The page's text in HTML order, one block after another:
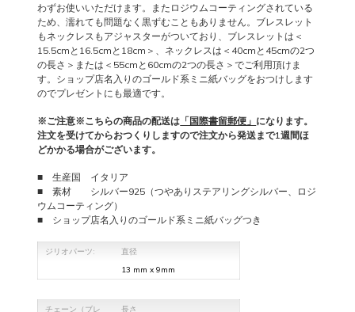
わずお使いいただけます。またロジウムコーティングされている
ため、濡れても問題なく黒ずむこともありません。ブレスレット
もネックレスもアジャスターがついており、ブレスレットは＜
15.5cmと16.5cmと18cm＞、ネックレスは＜40cmと45cmの2つ
の長さ＞または＜55cmと60cmの2つの長さ＞でご利用頂けま
す。ショップ店名入りのゴールド系ミニ紙バッグをおつけします
のでプレゼントにも最適です。
※ご注意※こちらの商品の配送は 「国際書留郵便」 になります。
注文を受けてからおつくりしますので注文から発送まで1週間ほ
どかかる場合がございます。
■ 生産国 イタリア
■ 素材 シルバー925（つやありステアリングシルバー、ロジ
ウムコーティング）
■ ショップ店名入りのゴールド系ミニ紙バッグつき
ジリオパーツ:
直径
13 mm x 9mm
チェーン（ブレ
長さ